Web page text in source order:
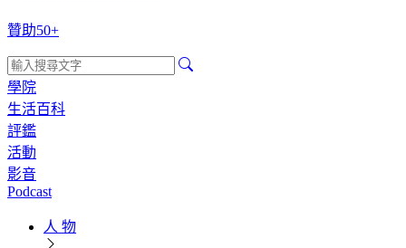
贊助50+
學院
生活百科
評鑑
活動
影音
Podcast
人 物